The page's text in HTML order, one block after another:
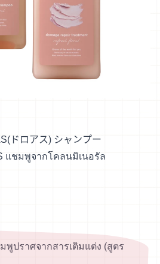
ドロアス) シャンプー
แชมพูจากโคลนมิเนอรัล
พูปราศจากสารเติมแต่ง (สูตร